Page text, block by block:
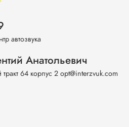
автозвука
Анатольевич
64 корпус 2 opt@interzvuk.com